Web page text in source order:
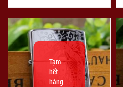
Tạm
hết
hàng